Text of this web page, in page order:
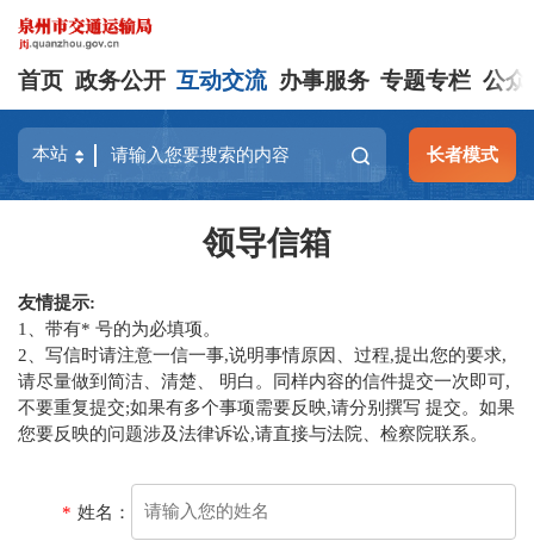
首页 政务公开 互动交流 办事服务 专题专栏 公众
长者模式
领导信箱
友情提示:
1、带有* 号的为必填项。
2、写信时请注意一信一事,说明事情原因、过程,提出您的要求,
请尽量做到简洁、清楚、 明白。同样内容的信件提交一次即可,
不要重复提交;如果有多个事项需要反映,请分别撰写 提交。如果
您要反映的问题涉及法律诉讼,请直接与法院、检察院联系。
* 姓名：